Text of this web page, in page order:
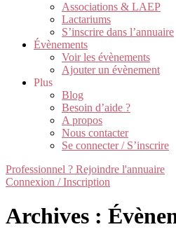
Associations & LAEP
Lactariums
S’inscrire dans l’annuaire
Évènements
Voir les évènements
Ajouter un évènement
Plus
Blog
Besoin d’aide ?
A propos
Nous contacter
Se connecter / S’inscrire
Professionnel ? Rejoindre l'annuaire
Connexion / Inscription
Archives :